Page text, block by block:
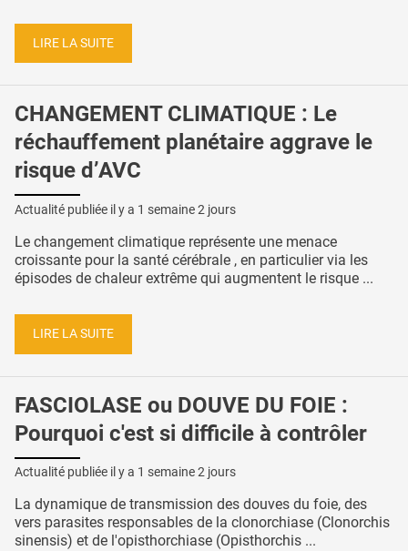
LIRE LA SUITE
CHANGEMENT CLIMATIQUE : Le
réchauffement planétaire aggrave le
risque d’AVC
Actualité publiée il y a 1 semaine 2 jours
Le changement climatique représente une menace
croissante pour la santé cérébrale , en particulier via les
épisodes de chaleur extrême qui augmentent le risque ...
LIRE LA SUITE
FASCIOLASE ou DOUVE DU FOIE :
Pourquoi c'est si difficile à contrôler
Actualité publiée il y a 1 semaine 2 jours
La dynamique de transmission des douves du foie, des
vers parasites responsables de la clonorchiase (Clonorchis
sinensis) et de l'opisthorchiase (Opisthorchis ...